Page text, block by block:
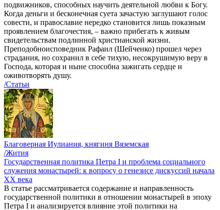
подвижников, способных научить деятельной любви к Богу.
Когда деньги и бесконечная суета зачастую заглушают голос
совести, и православие нередко становится лишь показным
проявлением благочестия, – важно прибегать к живым
свидетельствам подлинной христианской жизни.
Преподобноисповедник Рафаил (Шейченко) прошел через
страдания, но сохранил в себе тихую, несокрушимую веру в
Господа, которая и ныне способна зажигать сердце и
оживотворять душу.
/Статьи
Благоверная Иулиания, княгиня Вяземская
/Жития
Государственная политика Петра I и проблема социального
служения монастырей: к вопросу о генезисе дискуссий начала
ХХ века
В статье рассматривается содержание и направленность
государственной политики в отношении монастырей в эпоху
Петра I и анализируется влияние этой политики на